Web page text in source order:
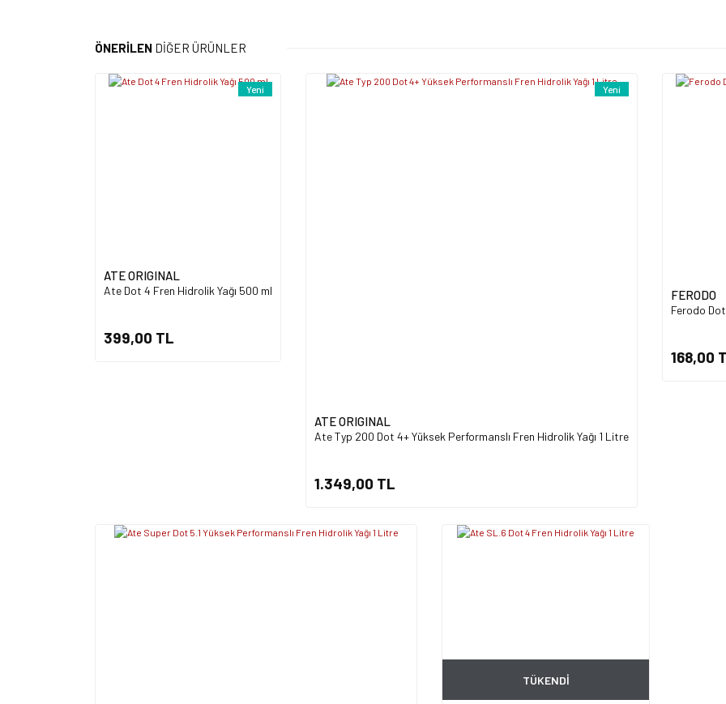
Ürün fiyatı diğer sitelerden daha pahalı.
ÖNERİLEN DİĞER ÜRÜNLER
Yeni
ATE ORIGINAL
Ate Dot 4 Fren Hidrolik Yağı 500 ml
399,00 TL
Yeni
ATE ORIGINAL
Ate Typ 200 Dot 4+ Yüksek Performanslı Fren Hidrolik Yağı 1 Litre
1.349,00 TL
FERODO
Ferodo
168,00
TÜKENDİ